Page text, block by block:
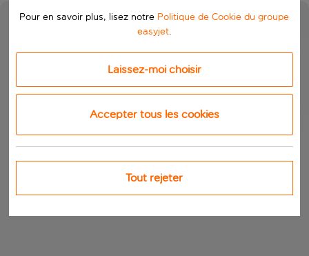
Pour en savoir plus, lisez notre Politique de Cookie du groupe
easyjet.
Laissez-moi choisir
Accepter tous les cookies
Tout rejeter